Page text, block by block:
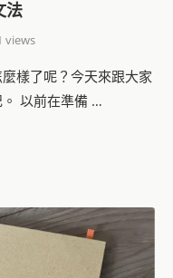
法
views
樣了呢？今天來跟大家
以前在準備 …